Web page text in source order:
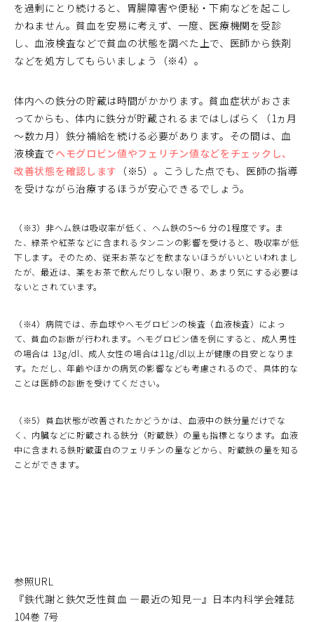
を過剰にとり続けると、胃腸障害や便秘・下痢などを起こし
かねません。貧血を安易に考えず、一度、医療機関を受診
し、血液検査などで貧血の状態を調べた上で、医師から鉄剤
などを処方してもらいましょう（※4）。
体内への鉄分の貯蔵は時間がかかります。貧血症状がおさま
ってからも、体内に鉄分が貯蔵されるまではしばらく（1ヵ月
～数カ月）鉄分補給を続ける必要があります。その間は、血
液検査でヘモグロビン値やフェリチン値などをチェックし、
改善状態を確認します （※5）。こうした点でも、医師の指導
を受けながら治療するほうが安心できるでしょう。
（※3）非ヘム鉄は吸収率が低く、ヘム鉄の5～6 分の1程度です。ま
た、緑茶や紅茶などに含まれるタンニンの影響を受けると、吸収率が低
下します。そのため、従来お茶などを飲まないほうがいいといわれまし
たが、最近は、薬をお茶で飲んだりしない限り、あまり気にする必要は
ないとされています。
（※4）病院では、赤血球やヘモグロビンの検査（血液検査）によっ
て、貧血の診断が行われます。ヘモグロビン値を例にすると、成人男性
の場合は 13g/dl、成人女性の場合は11g/dl以上が健康の目安となりま
す。ただし、年齢やほかの病気の影響なども考慮されるので、具体的な
ことは医師の診断を受けてください。
（※5）貧血状態が改善されたかどうかは、血液中の鉄分量だけでな
く、内臓などに貯蔵される鉄分（貯蔵鉄）の量も指標となります。血液
中に含まれる鉄貯蔵蛋白のフェリチンの量などから、貯蔵鉄の量を知る
ことができます。
参照URL
『鉄代謝と鉄欠乏性貧血 ―最近の知見―』日本内科学会雑誌
104巻 7号